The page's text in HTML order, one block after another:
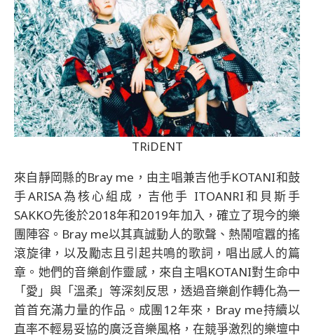
TRiDENT
來自靜岡縣的Bray me，由主唱兼吉他手KOTANI和鼓
手ARISA為核心組成，吉他手 ITOANRI和貝斯手
SAKKO先後於2018年和2019年加入，確立了現今的樂
團陣容。Bray me以其真誠動人的歌聲、熱鬧喧囂的搖
滾旋律，以及勵志且引起共鳴的歌詞，唱出感人的篇
章。她們的音樂創作靈感，來自主唱KOTANI對生命中
「愛」與「溫柔」等深刻反思，透過音樂創作轉化為一
首首充滿力量的作品。成團12年來，Bray me持續以
直率不輕易妥協的廣泛音樂風格，在競爭激烈的樂壇中